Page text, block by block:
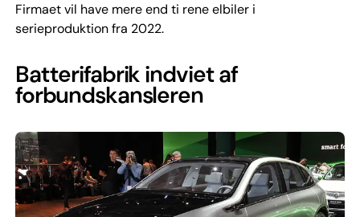
Firmaet vil have mere end ti rene elbiler i
serieproduktion fra 2022.
Batterifabrik indviet af
forbundskansleren